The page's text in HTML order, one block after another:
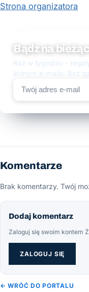
Strona organizatora
Bądź na
Raz w tygodniu -
jednym e-mailu. Bez
Komentarze
Brak komentarzy. Twój
Dodaj komentarz
Zaloguj się swoim kontem
ZALOGUJ SIĘ
← WRÓĆ DO PORTALU